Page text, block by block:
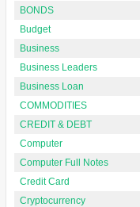
BONDS
Budget
Business
Business Leaders
Business Loan
COMMODITIES
CREDIT & DEBT
Computer
Computer Full Notes
Credit Card
Cryptocurrency